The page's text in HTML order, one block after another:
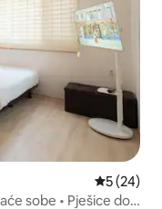
Prosječna
5 (24)
sobe • Pješice do